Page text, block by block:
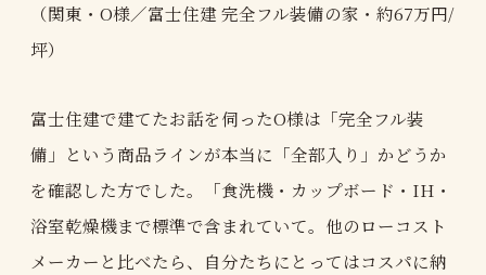
（関東・O様／富士住建 完全フル装備の家・約67万円/
坪）
富士住建で建てたお話を伺ったO様は「完全フル装
備」という商品ラインが本当に「全部入り」かどうか
を確認した方でした。「食洗機・カップボード・IH・
浴室乾燥機まで標準で含まれていて。他のローコスト
メーカーと比べたら、自分たちにとってはコスパに納